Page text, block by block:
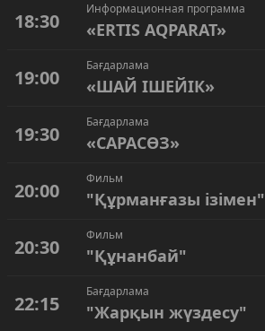
18:30
Информационная программа
«ERTIS AQPARAT»
19:00
Бағдарлама
«ШАЙ ІШЕЙІК»
19:30
Бағдарлама
«САРАСӨЗ»
20:00
Фильм
"Құрманғазы ізімен"
20:30
Фильм
"Құнанбай"
22:15
Бағдарлама
"Жарқын жүздесу"